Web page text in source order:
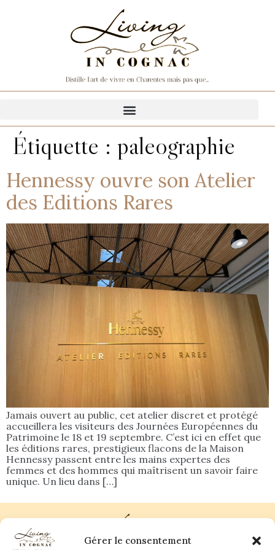
Gérer le consentement
Étiquette : paleographie
Hennessy ouvre son Atelier
des Editions Rares
Jamais ouvert au public, cet atelier discret et protégé
accueillera les visiteurs des Journées Européennes du
Patrimoine le 18 et 19 septembre. C’est ici en effet que
les éditions rares, prestigieux flacons de la Maison
Hennessy passent entre les mains expertes des
femmes et des hommes qui maîtrisent un savoir faire
unique. Un lieu dans […]